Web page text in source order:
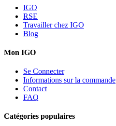
IGO
RSE
Travailler chez IGO
Blog
Mon IGO
Se Connecter
Informations sur la commande
Contact
FAQ
Catégories populaires